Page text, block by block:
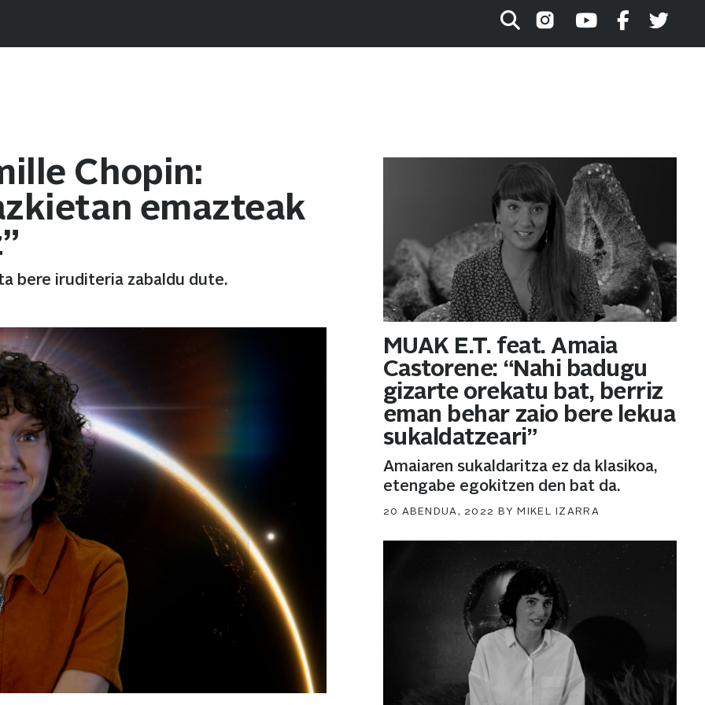
Chopin:
emazteak
bere iruditeria zabaldu dute.
MUAK E.T. feat. Amaia
Castorene: “Nahi badugu
gizarte orekatu bat, berriz
eman behar zaio bere lekua
sukaldatzeari”
Amaiaren sukaldaritza ez da klasikoa,
etengabe egokitzen den bat da.
POSTED
20 ABENDUA, 2022 BY MIKEL IZARRA